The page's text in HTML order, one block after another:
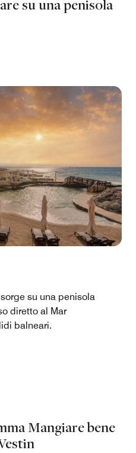
su una penisola
su una penisola
diretto al Mar
balneari.
Mangiare bene